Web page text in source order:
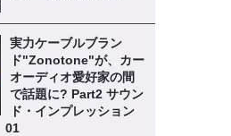
実力ケーブルブラン
ド"Zonotone"が、カー
オーディオ愛好家の間
で話題に? Part2 サウン
ド・インプレッション
01